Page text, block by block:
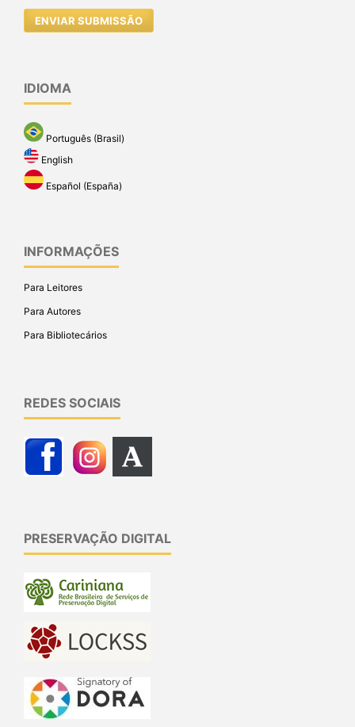
ENVIAR SUBMISSÃO
IDIOMA
Português (Brasil)
English
Español (España)
INFORMAÇÕES
Para Leitores
Para Autores
Para Bibliotecários
REDES SOCIAIS
PRESERVAÇÃO DIGITAL